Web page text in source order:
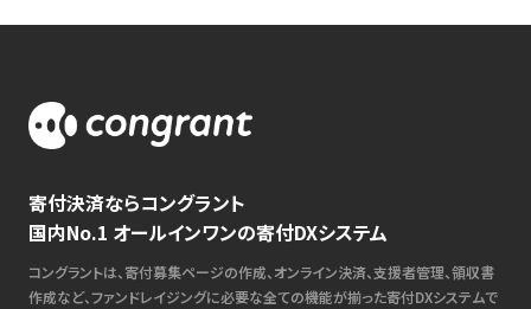
寄付決済ならコングラント
国内No.1 オールインワンの寄付DXシステム
コングラントは、寄付募集ページの作成、オンライン決済、支援者管理、領収書
作成など、ファンドレイジングに必要な全ての機能が揃った寄付DXシステムで